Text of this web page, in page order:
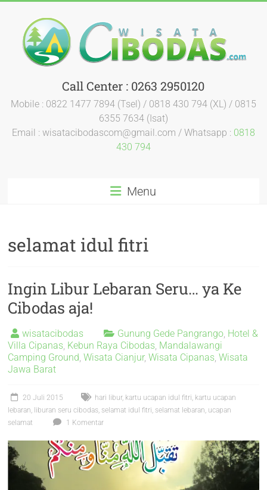
Call Center : 0263 2950120
Mobile : 0822 1477 7894 (Tsel) / 0818 430 794 (XL) / 0815
6355 7634 (Isat)
Email : wisatacibodascom@gmail.com / Whatsapp : 0818
430 794
Menu
selamat idul fitri
Ingin Libur Lebaran Seru… ya Ke
Cibodas aja!
wisatacibodas Gunung Gede Pangrango, Hotel &
Villa Cipanas, Kebun Raya Cibodas, Mandalawangi
Camping Ground,Wisata Cianjur,Wisata Cipanas,Wisata
Jawa Barat
20 Juli 2015 hari libur, kartu ucapan idul fitri, kartu ucapan
lebaran, liburan seru cibodas, selamat idul fitri, selamat lebaran, ucapan
selamat
1 Komentar